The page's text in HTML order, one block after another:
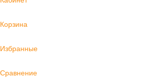
Корзина
Избранные
Сравнение